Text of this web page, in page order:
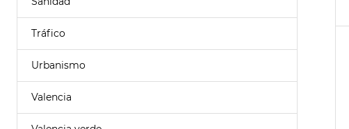
Tráfico
Urbanismo
Valencia